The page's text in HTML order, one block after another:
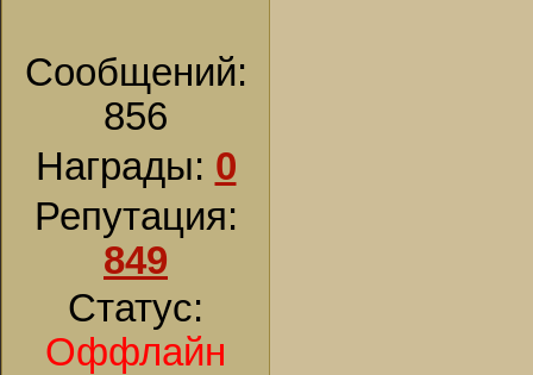
Сообщений:
856
Награды: 0
Репутация:
849
Статус:
Оффлайн